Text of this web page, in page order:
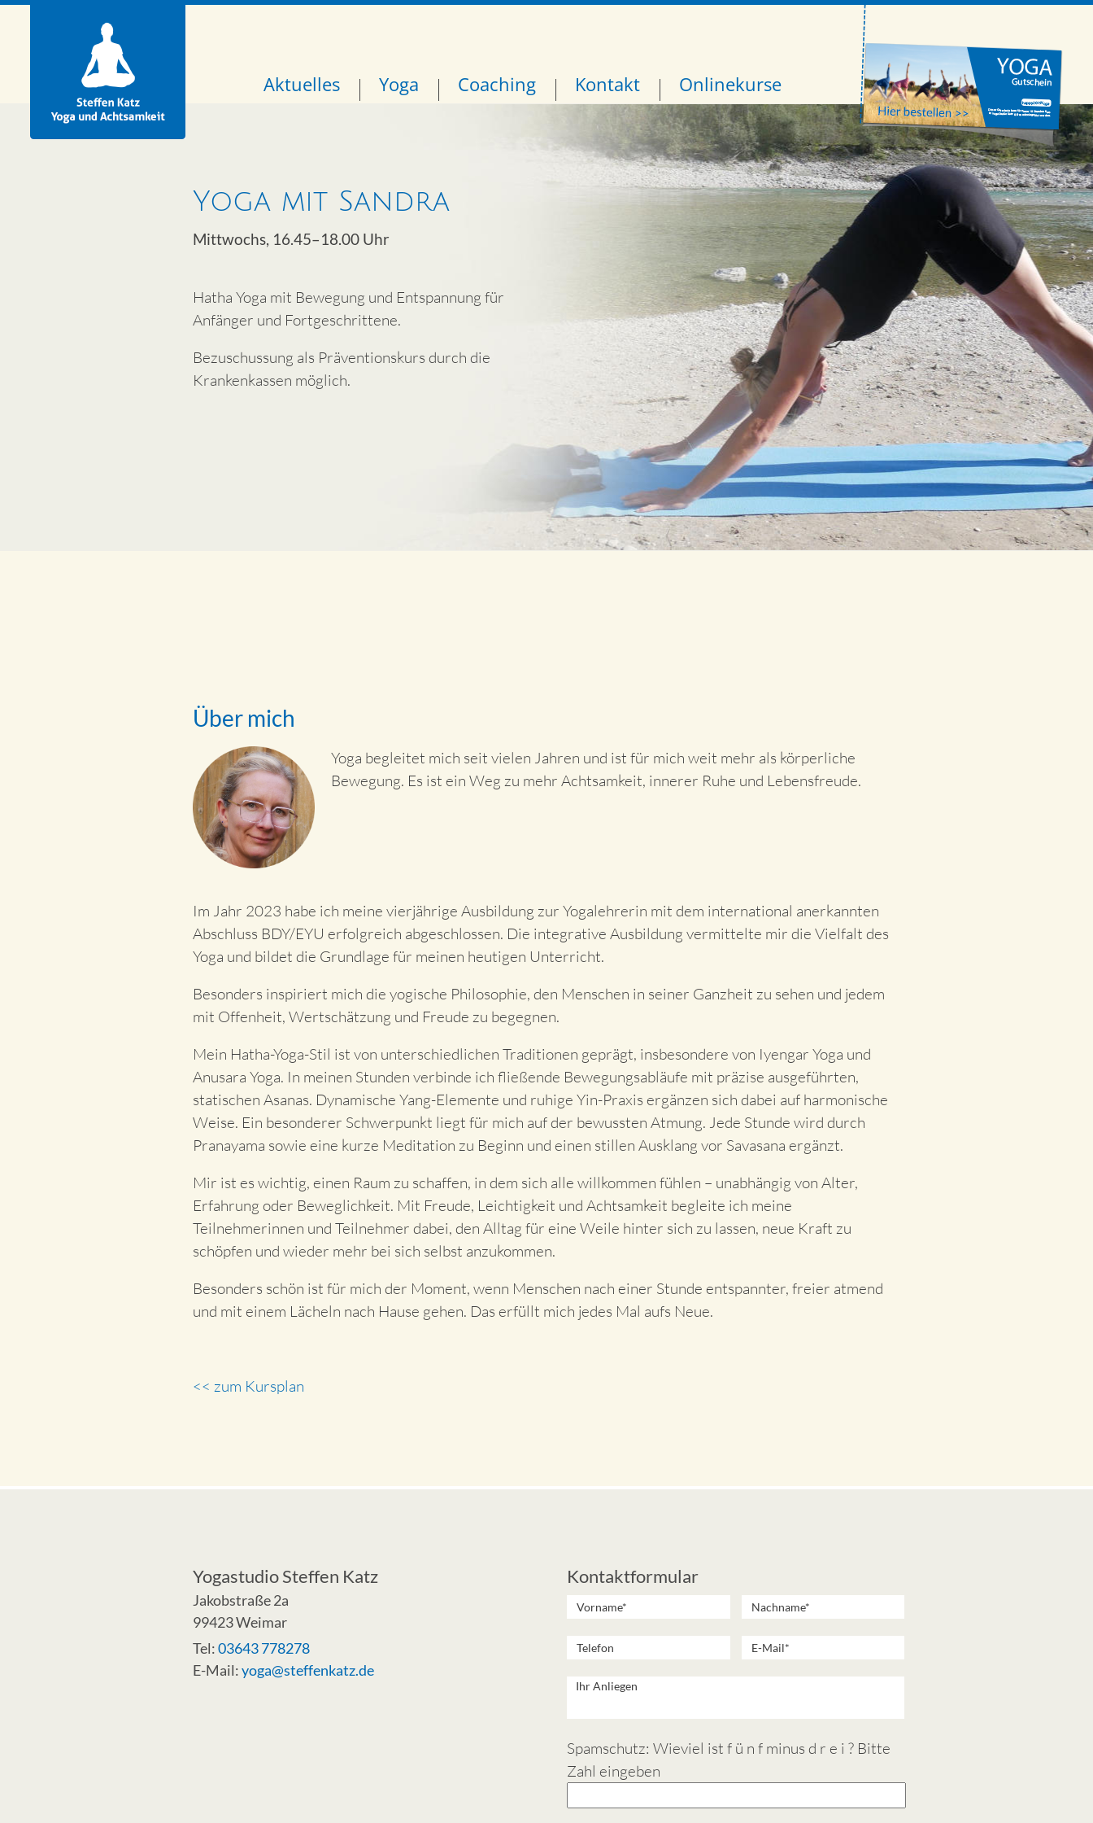
Aktuelles Yoga Coaching Kontakt Onlinekurse
Yoga mit Sandra
Mittwochs, 16.45–18.00 Uhr
Hatha Yoga mit Bewegung und Entspannung für
Anfänger und Fortgeschrittene.
Bezuschussung als Präventionskurs durch die
Krankenkassen möglich.
Über mich
Yoga begleitet mich seit vielen Jahren und ist für mich weit mehr als körperliche
Bewegung. Es ist ein Weg zu mehr Achtsamkeit, innerer Ruhe und Lebensfreude.
Im Jahr 2023 habe ich meine vierjährige Ausbildung zur Yogalehrerin mit dem international anerkannten
Abschluss BDY/EYU erfolgreich abgeschlossen. Die integrative Ausbildung vermittelte mir die Vielfalt des
Yoga und bildet die Grundlage für meinen heutigen Unterricht.
Besonders inspiriert mich die yogische Philosophie, den Menschen in seiner Ganzheit zu sehen und jedem
mit Offenheit, Wertschätzung und Freude zu begegnen.
Mein Hatha-Yoga-Stil ist von unterschiedlichen Traditionen geprägt, insbesondere von Iyengar Yoga und
Anusara Yoga. In meinen Stunden verbinde ich fließende Bewegungsabläufe mit präzise ausgeführten,
statischen Asanas. Dynamische Yang-Elemente und ruhige Yin-Praxis ergänzen sich dabei auf harmonische
Weise. Ein besonderer Schwerpunkt liegt für mich auf der bewussten Atmung. Jede Stunde wird durch
Pranayama sowie eine kurze Meditation zu Beginn und einen stillen Ausklang vor Savasana ergänzt.
Mir ist es wichtig, einen Raum zu schaffen, in dem sich alle willkommen fühlen – unabhängig von Alter,
Erfahrung oder Beweglichkeit. Mit Freude, Leichtigkeit und Achtsamkeit begleite ich meine
Teilnehmerinnen und Teilnehmer dabei, den Alltag für eine Weile hinter sich zu lassen, neue Kraft zu
schöpfen und wieder mehr bei sich selbst anzukommen.
Besonders schön ist für mich der Moment, wenn Menschen nach einer Stunde entspannter, freier atmend
und mit einem Lächeln nach Hause gehen. Das erfüllt mich jedes Mal aufs Neue.
<< zum Kursplan
Yogastudio Steffen Katz
Jakobstraße 2a
99423 Weimar
Tel:03643 778278
E-Mail:yoga@steffenkatz.de
Kontaktformular
Spamschutz: Wieviel ist f ü n f minus d r e i ? Bitte
Zahl eingeben